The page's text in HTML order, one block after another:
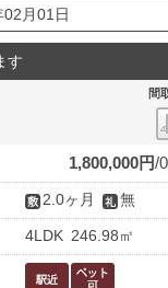
02月01日
す
間
1,800,000円
2.0ヶ月 無
4LDK 246.98㎡